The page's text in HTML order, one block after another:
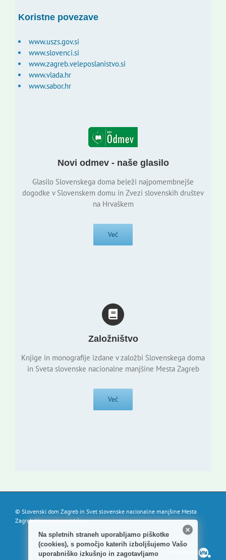
Koristne povezave
www.uszs.gov.si
www.slovenci.si
www.zagreb.veleposlanistvo.si
www.vlada.hr
www.sabor.hr
Novi odmev - naše glasilo
Glasilo Slovenskega doma beleži najpomembnejše
dogodke v Slovenskem domu in Zvezi slovenskih društev
na Hrvaškem
Več
Založništvo
Knjige in monografije izdane v založbi Slovenskega doma
in Sveta slovenske nacionalne manjšine Mesta Zagreb
Več
© Slovenski dom Zagreb in Svet slovenske nacionalne manjšine Mesta
Zagreb. Vse pravice pridržane.
Na spletnih straneh uporabljamo piškotke
(cookies), s pomočjo katerih izboljšujemo Vašo
uporabniško izkušnjo in zagotavljamo